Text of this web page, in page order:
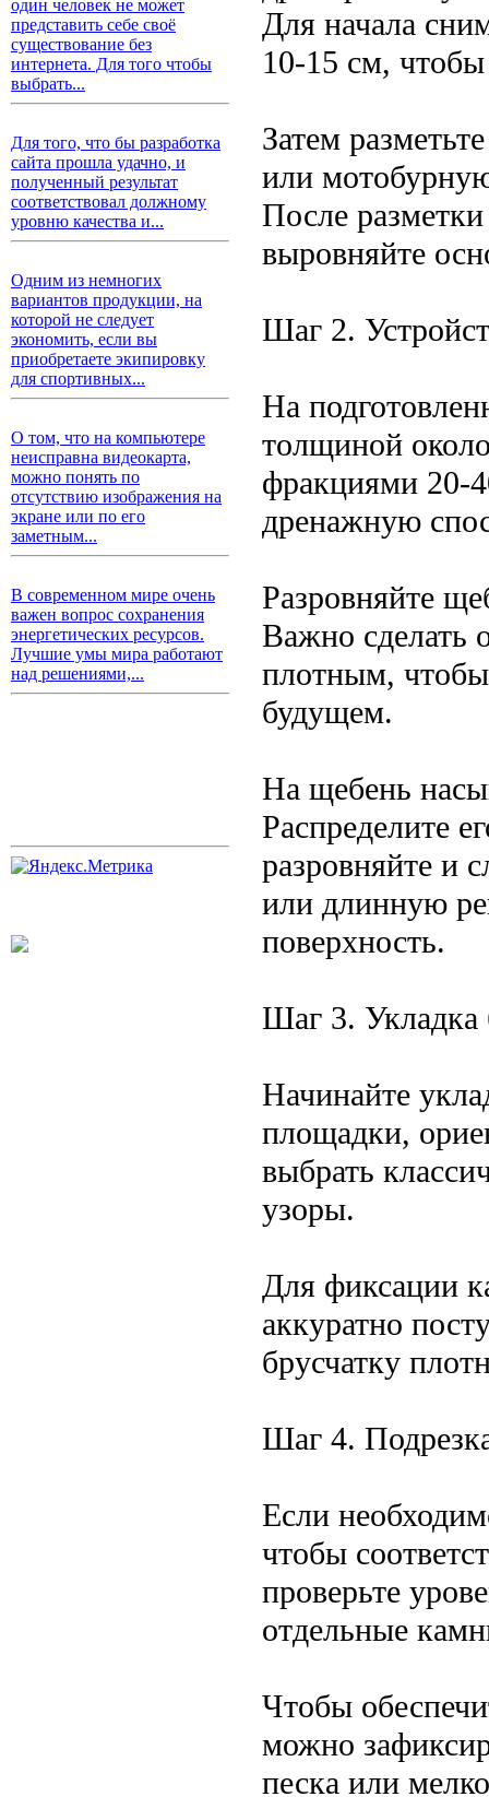
один человек не может
представить себе своё
существование без
интернета. Для того чтобы
выбрать...
Для того, что бы разработка
сайта прошла удачно, и
полученный результат
соответствовал должному
уровню качества и...
Одним из немногих
вариантов продукции, на
которой не следует
экономить, если вы
приобретаете экипировку
для спортивных...
О том, что на компьютере
неисправна видеокарта,
можно понять по
отсутствию изображения на
экране или по его
заметным...
В современном мире очень
важен вопрос сохранения
энергетических ресурсов.
Лучшие умы мира работают
над решениями,...
Для начала
10-15 см,
Затем
или
После
выровняйте
Шаг 2.
На
толщиной
фракциями 20-
дренажную
Разровняйте
Важно сделать
плотным, чтобы
будущем.
На щебень
Распределите
разровняйте и
или длинную
поверхность.
Шаг 3. Укладка
Начинайте
площадки,
выбрать
узоры.
Для фиксации
аккуратно
брусчатку
Шаг 4.
Если
чтобы
проверьте
отдельные
Чтобы
можно
песка или